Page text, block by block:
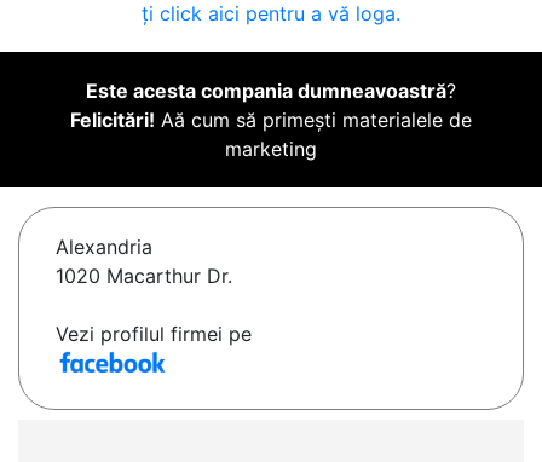
ți click aici pentru a vă loga.
Este acesta compania dumneavoastră?
Felicitări! Aă cum să primești materialele de
marketing
Alexandria
1020 Macarthur Dr.
Vezi profilul firmei pe